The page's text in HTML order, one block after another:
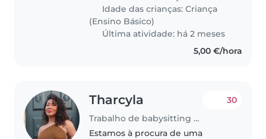
gostar de crianças e de animais
pois temos uma bullgue
americano..
Idade das crianças:Criança
(Ensino Básico)
Última atividade: há 2 meses
5,00 €/hora
Tharcyla
Trabalho de babysitting em Queluz
30
Estamos à procura de uma